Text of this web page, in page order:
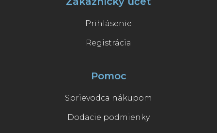
Prihlásenie
Registrácia
Pomoc
Sprievodca nákupom
Dodacie podmienky